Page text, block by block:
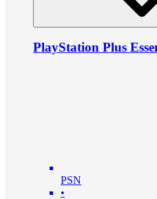
PlayStation Plus
PSN
•